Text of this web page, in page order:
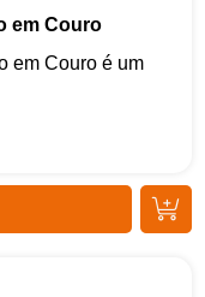
em Couro
em Couro é um